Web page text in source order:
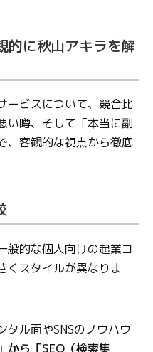
的に秋山アキラを解
ービスについて、競合比
い噂、そして「本当に副
、客観的な視点から徹底
般的な個人向けの起業コ
くスタイルが異なりま
タル面やSNSのノウハウ
から「SEO（検索集